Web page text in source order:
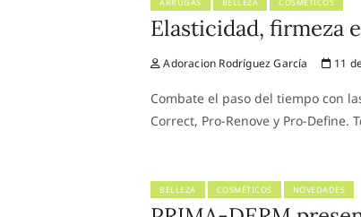
Elasticidad, firmeza
Adoracion Rodríguez García 11
Combate el paso del tiempo con
Correct, Pro-Renove y Pro-Define.
BELLEZA COSMÉTICOS NOVEDADES